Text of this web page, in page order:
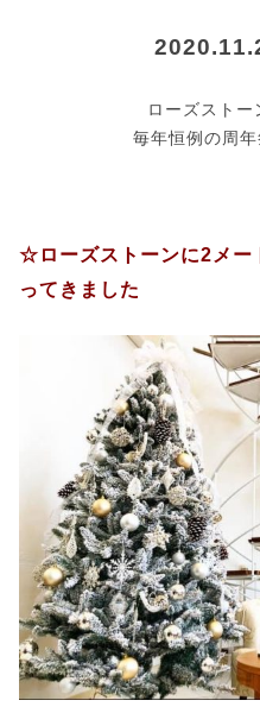
ローズストー
毎年恒例の周年
☆ローズストーンに2メー
ってきました